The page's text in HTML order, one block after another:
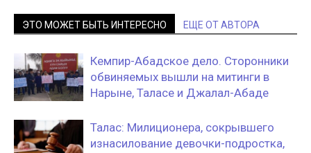
ЭТО МОЖЕТ БЫТЬ ИНТЕРЕСНО ЕЩЕ ОТ АВТОРА
Кемпир-Абадское дело. Сторонники
обвиняемых вышли на митинги в
Нарыне, Таласе и Джалал-Абаде
Талас: Милиционера, сокрывшего
изнасилование девочки-подростка,